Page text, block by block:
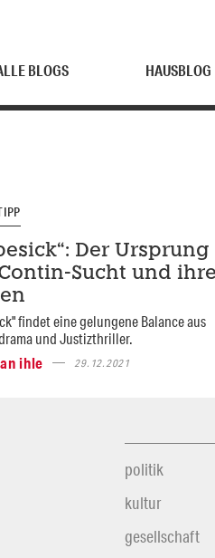
BLOGS HAUSBLOG
Der
Sucht und ihre
findet eine gelungene Balance aus
und Justizthriller.
ihle
29.12.2021
politik
kultur
gesellschaft